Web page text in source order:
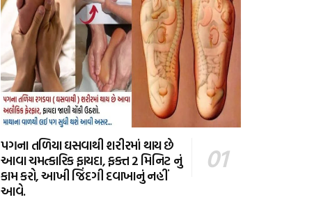
પગના તળિયા ઘસવાથી શરીરમાં થાય છે
આવા ચમત્કારિક ફાયદા, ફક્ત 2 મિનિટ નું
કામ કરો, આખી જિંદગી દવાખાનું નહીં
આવે.